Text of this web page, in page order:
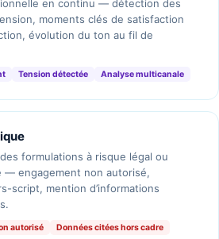
en continu — détection des
moments clés de satisfaction
évolution du ton au fil de
Tension détectée Analyse multicanale
formulations à risque légal ou
— engagement non autorisé,
script, mention d’informations
autorisé Données citées hors cadre